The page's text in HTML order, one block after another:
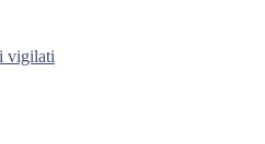
vigilati